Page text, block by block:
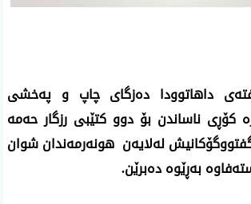
داهاتوودا ده‌زگای چاپ و په‌خشی
كۆڕی ناساندن بۆ دوو كتێبی‌ رزگار حه‌مه‌
له‌لایه‌ن هونه‌رمه‌ندان شوان
به‌ڕێوه‌ ده‌برێن.